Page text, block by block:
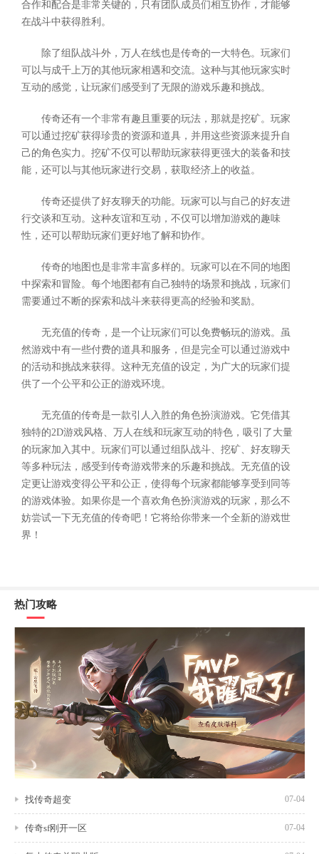
合作和配合是非常关键的，只有团队成员们相互协作，才能够
在战斗中获得胜利。
除了组队战斗外，万人在线也是传奇的一大特色。玩家们
可以与成千上万的其他玩家相遇和交流。这种与其他玩家实时
互动的感觉，让玩家们感受到了无限的游戏乐趣和挑战。
传奇还有一个非常有趣且重要的玩法，那就是挖矿。玩家
可以通过挖矿获得珍贵的资源和道具，并用这些资源来提升自
己的角色实力。挖矿不仅可以帮助玩家获得更强大的装备和技
能，还可以与其他玩家进行交易，获取经济上的收益。
传奇还提供了好友聊天的功能。玩家可以与自己的好友进
行交谈和互动。这种友谊和互动，不仅可以增加游戏的趣味
性，还可以帮助玩家们更好地了解和协作。
传奇的地图也是非常丰富多样的。玩家可以在不同的地图
中探索和冒险。每个地图都有自己独特的场景和挑战，玩家们
需要通过不断的探索和战斗来获得更高的经验和奖励。
无充值的传奇，是一个让玩家们可以免费畅玩的游戏。虽
然游戏中有一些付费的道具和服务，但是完全可以通过游戏中
的活动和挑战来获得。这种无充值的设定，为广大的玩家们提
供了一个公平和公正的游戏环境。
无充值的传奇是一款引人入胜的角色扮演游戏。它凭借其
独特的2D游戏风格、万人在线和玩家互动的特色，吸引了大量
的玩家加入其中。玩家们可以通过组队战斗、挖矿、好友聊天
等多种玩法，感受到传奇游戏带来的乐趣和挑战。无充值的设
定更让游戏变得公平和公正，使得每个玩家都能够享受到同等
的游戏体验。如果你是一个喜欢角色扮演游戏的玩家，那么不
妨尝试一下无充值的传奇吧！它将给你带来一个全新的游戏世
界！
热门攻略
找传奇超变 07-04
传奇sf刚开一区 07-04